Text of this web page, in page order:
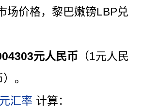
场价格，黎巴嫩镑LBP兑
元人民币 （1元人民
。
汇率 计算：